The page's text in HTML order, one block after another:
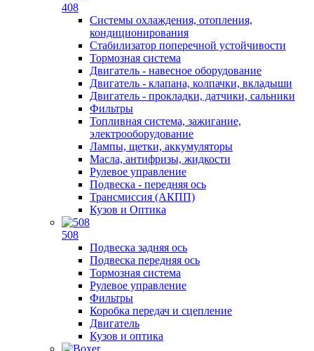
408
Системы охлаждения, отопления,
кондиционирования
Стабилизатор поперечной устойчивости
Тормозная система
Двигатель - навесное оборудование
Двигатель - клапана, колпачки, вкладыши
Двигатель - прокладки, датчики, сальники
Фильтры
Топливная система, зажигание,
электрооборудование
Лампы, щетки, аккумуляторы
Масла, антифризы, жидкости
Рулевое управление
Подвеска - передняя ось
Трансмиссия (АКПП)
Кузов и Оптика
508
Подвеска задняя ось
Подвеска передняя ось
Тормозная система
Рулевое управление
Фильтры
Коробка передач и сцепление
Двигатель
Кузов и оптика